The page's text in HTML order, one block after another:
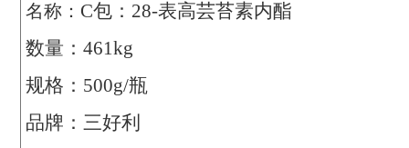
名称： C包： 28-表高芸苔素内酯
数量： 461kg
规格 ： 500g/瓶
品牌：三好利